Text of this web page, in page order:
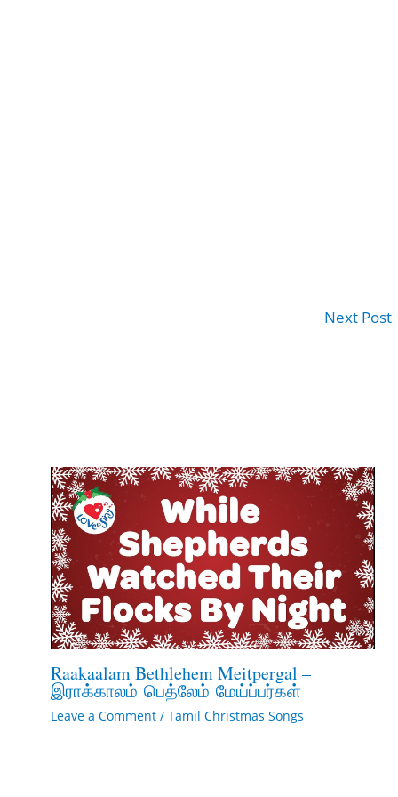
Next Post
Raakaalam Bethlehem Meitpergal –
இராக்காலம் பெத்லேம் மேய்ப்பர்கள்
Leave a Comment / Tamil Christmas Songs